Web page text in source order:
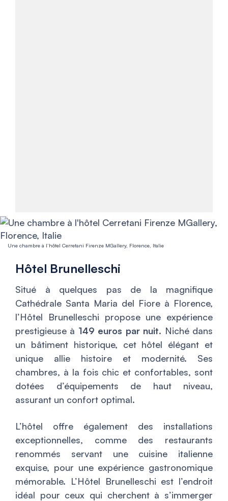
Une chambre à l’hôtel Cerretani Firenze MGallery, Florence, Italie
Hôtel Brunelleschi
Situé à quelques pas de la magnifique
Cathédrale Santa Maria del Fiore à Florence,
l’Hôtel Brunelleschi propose une expérience
prestigieuse à 149 euros par nuit. Niché dans
un bâtiment historique, cet hôtel élégant et
unique allie histoire et modernité. Ses
chambres, à la fois chic et confortables, sont
dotées d’équipements de haut niveau,
assurant un confort optimal.
L’hôtel offre également des installations
exceptionnelles, comme des restaurants
renommés servant une cuisine italienne
exquise, pour une expérience gastronomique
mémorable. L’Hôtel Brunelleschi est l’endroit
idéal pour ceux qui cherchent à s’immerger